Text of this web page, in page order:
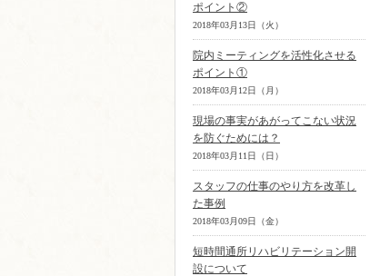
ポイント②
2018年03月13日（火）
院内ミーティングを活性化させる
ポイント①
2018年03月12日（月）
現場の事実があがってこない状況
を防ぐためには？
2018年03月11日（日）
スタッフの仕事のやり方を改革し
た事例
2018年03月09日（金）
短時間通所リハビリテーション開
設について